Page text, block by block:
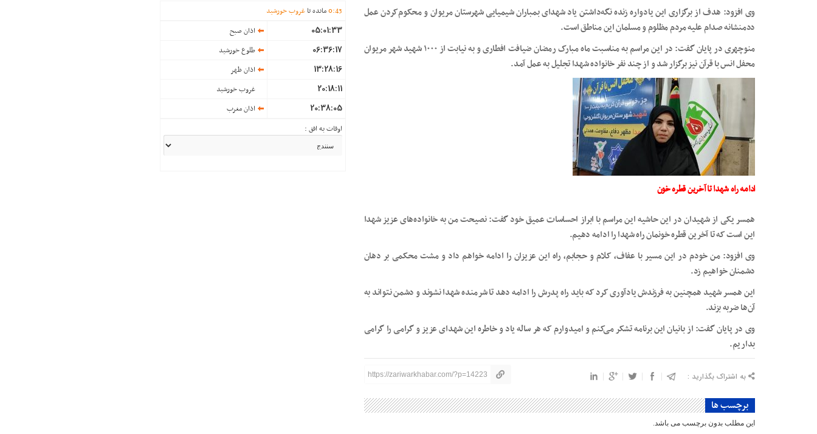
وی افزود: هدف از برگزاری این یادواره زنده نگه‌داشتن یاد شهدای بمباران شیمیایی شهرستان مریوان و محکوم‌کردن عمل
ددمنشانه صدام علیه مردم مظلوم و مسلمان این مناطق است.
منوچهری در پایان گفت: در این مراسم به مناسبت ماه مبارک رمضان ضیافت افطاری و به نیابت از ۱۰۰۰ شهید شهر مریوان
محفل انس با قرآن نیز برگزار شد و از چند نفر خانواده شهدا تجلیل به عمل آمد.
ادامه راه شهدا تا آخرین قطره خون
همسر یکی از شهیدان در این حاشیه این مراسم با ابراز احساسات عمیق خود گفت: نصیحت من به خانواده‌های عزیز شهدا
این است که تا آخرین قطره خونمان راه شهدا را ادامه دهیم.
وی افزود: من خودم در این مسیر با عفاف، کلام و حجابم، راه این عزیزان را ادامه خواهم داد و مشت محکمی بر دهان
دشمنان خواهیم زد.
این همسر شهید همچنین به فرزندش یادآوری کرد که باید راه پدرش را ادامه دهد تا شرمنده شهدا نشوند و دشمن نتواند به
آن‌ها ضربه بزند.
وی در پایان گفت: از بانیان این برنامه تشکر می‌کنم و امیدوارم که هر ساله یاد و خاطره این شهدای عزیز و گرامی را گرامی
بداریم.
به اشتراک بگذارید : https://zariwarkhabar.com/?p=14223
برچسب ها
این مطلب بدون برچسب می باشد.
0:43 مانده تاغروب خورشید
05:01:33 اذان صبح
06:36:17 طلوع خورشید
13:28:16 اذان ظهر
20:18:11 غروب خورشید
20:38:05
اذان مغرب
اوقات به افق :